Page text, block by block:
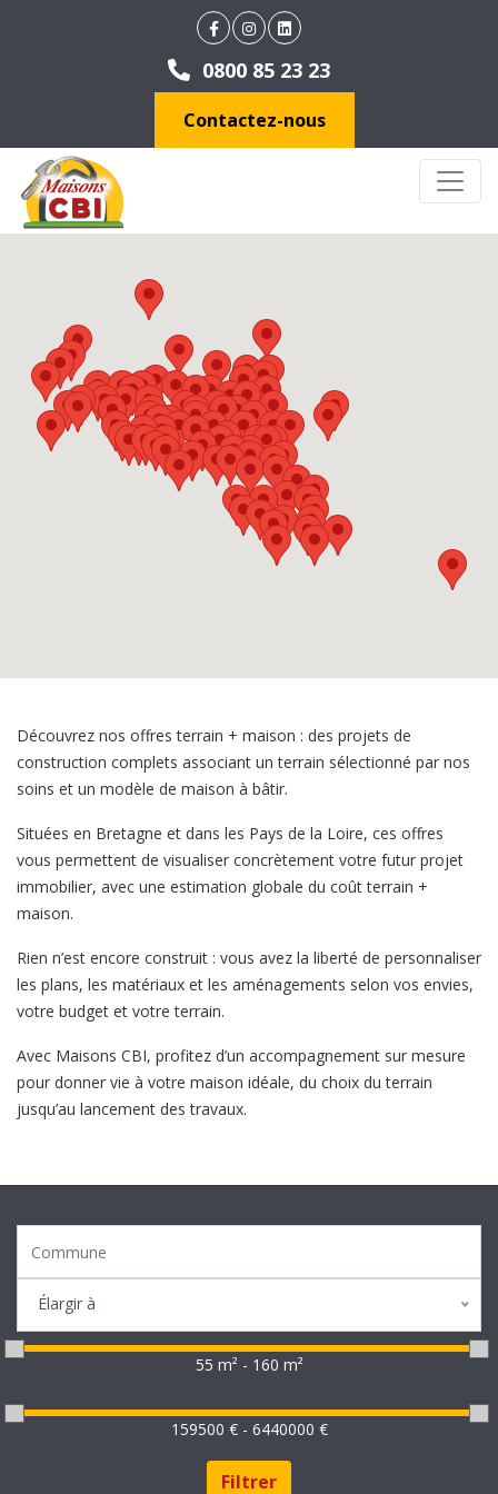
0800 85 23 23
Contactez-nous
Découvrez nos offres terrain + maison : des projets de
construction complets associant un terrain sélectionné par nos
soins et un modèle de maison à bâtir.
Situées en Bretagne et dans les Pays de la Loire, ces offres
vous permettent de visualiser concrètement votre futur projet
immobilier, avec une estimation globale du coût terrain +
maison.
Rien n’est encore construit : vous avez la liberté de personnaliser
les plans, les matériaux et les aménagements selon vos envies,
votre budget et votre terrain.
Avec Maisons CBI, profitez d’un accompagnement sur mesure
pour donner vie à votre maison idéale, du choix du terrain
jusqu’au lancement des travaux.
Élargir à
55 m² - 160 m²
159500 € - 6440000 €
Filtrer